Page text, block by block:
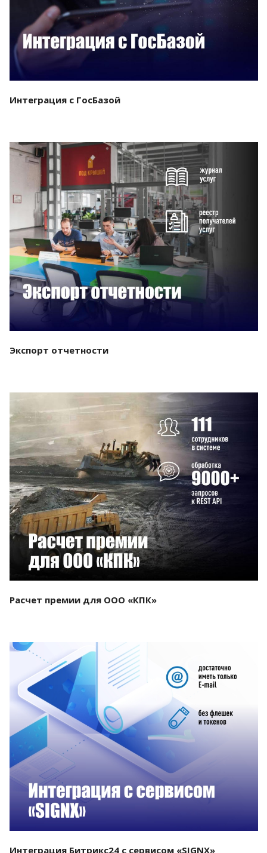
Интеграция с ГосБазой
Смотреть проект
Экспорт отчетности
Смотреть проект
Расчет премии для ООО «КПК»
Смотреть проект
Интеграция Битрикс24 с сервисом «SIGNX»